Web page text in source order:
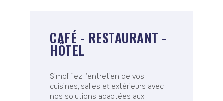
CAFÉ - RESTAURANT -
HÔTEL
Simplifiez l’entretien de vos
cuisines, salles et extérieurs avec
nos solutions adaptées aux